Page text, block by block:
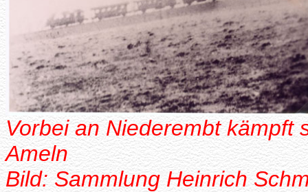
Vorbei an Niederembt kämpft
Ameln
Bild: Sammlung Heinrich